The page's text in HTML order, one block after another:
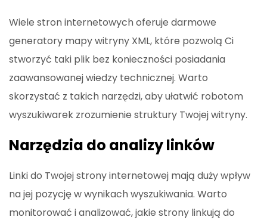
Wiele stron internetowych oferuje darmowe
generatory mapy witryny XML, które pozwolą Ci
stworzyć taki plik bez konieczności posiadania
zaawansowanej wiedzy technicznej. Warto
skorzystać z takich narzędzi, aby ułatwić robotom
wyszukiwarek zrozumienie struktury Twojej witryny.
Narzędzia do analizy linków
Linki do Twojej strony internetowej mają duży wpływ
na jej pozycję w wynikach wyszukiwania. Warto
monitorować i analizować, jakie strony linkują do